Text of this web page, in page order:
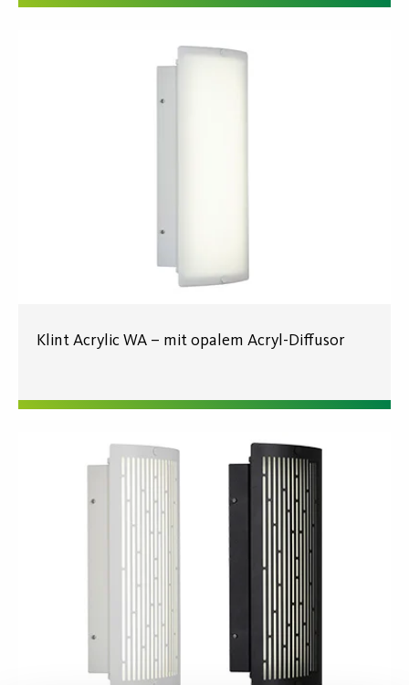
Klint Acrylic WA – mit opalem Acryl-Diffusor